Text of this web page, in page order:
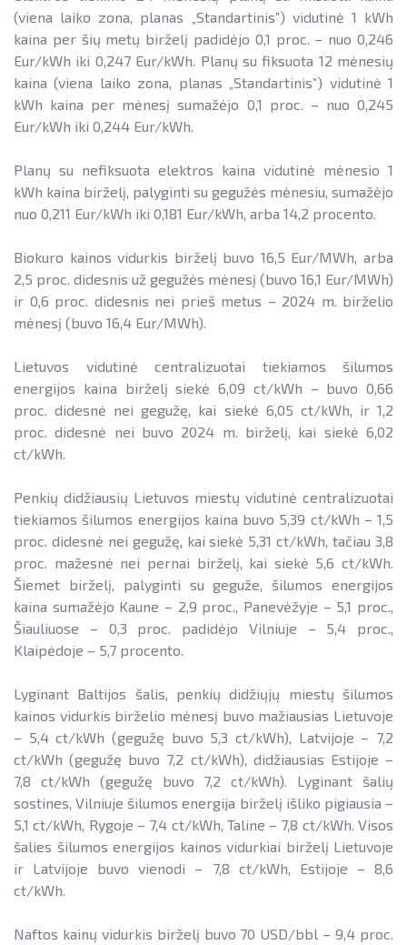
(viena laiko zona, planas „Standartinis”) vidutinė 1 kWh
kaina per šių metų birželį padidėjo 0,1 proc. – nuo 0,246
Eur/kWh iki 0,247 Eur/kWh. Planų su fiksuota 12 mėnesių
kaina (viena laiko zona, planas „Standartinis”) vidutinė 1
kWh kaina per mėnesį sumažėjo 0,1 proc. – nuo 0,245
Eur/kWh iki 0,244 Eur/kWh.
Planų su nefiksuota elektros kaina vidutinė mėnesio 1
kWh kaina birželį, palyginti su gegužės mėnesiu, sumažėjo
nuo 0,211 Eur/kWh iki 0,181 Eur/kWh, arba 14,2 procento.
Biokuro kainos vidurkis birželį buvo 16,5 Eur/MWh, arba
2,5 proc. didesnis už gegužės mėnesį (buvo 16,1 Eur/MWh)
ir 0,6 proc. didesnis nei prieš metus – 2024 m. birželio
mėnesį (buvo 16,4 Eur/MWh).
Lietuvos vidutinė centralizuotai tiekiamos šilumos
energijos kaina birželį siekė 6,09 ct/kWh – buvo 0,66
proc. didesnė nei gegužę, kai siekė 6,05 ct/kWh, ir 1,2
proc. didesnė nei buvo 2024 m. birželį, kai siekė 6,02
ct/kWh.
Penkių didžiausių Lietuvos miestų vidutinė centralizuotai
tiekiamos šilumos energijos kaina buvo 5,39 ct/kWh – 1,5
proc. didesnė nei gegužę, kai siekė 5,31 ct/kWh, tačiau 3,8
proc. mažesnė nei pernai birželį, kai siekė 5,6 ct/kWh.
Šiemet birželį, palyginti su geguže, šilumos energijos
kaina sumažėjo Kaune – 2,9 proc., Panevėžyje – 5,1 proc.,
Šiauliuose – 0,3 proc. padidėjo Vilniuje – 5,4 proc.,
Klaipėdoje – 5,7 procento.
Lyginant Baltijos šalis, penkių didžiųjų miestų šilumos
kainos vidurkis birželio mėnesį buvo mažiausias Lietuvoje
– 5,4 ct/kWh (gegužę buvo 5,3 ct/kWh), Latvijoje – 7,2
ct/kWh (gegužę buvo 7,2 ct/kWh), didžiausias Estijoje –
7,8 ct/kWh (gegužę buvo 7,2 ct/kWh). Lyginant šalių
sostines, Vilniuje šilumos energija birželį išliko pigiausia –
5,1 ct/kWh, Rygoje – 7,4 ct/kWh, Taline – 7,8 ct/kWh. Visos
šalies šilumos energijos kainos vidurkiai birželį Lietuvoje
ir Latvijoje buvo vienodi – 7,8 ct/kWh, Estijoje – 8,6
ct/kWh.
Naftos kainų vidurkis birželį buvo 70 USD/bbl – 9,4 proc.